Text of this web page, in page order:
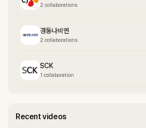
2 collaborations
경동나비엔
2 collaborations
SCK
1 collaboration
Recent videos